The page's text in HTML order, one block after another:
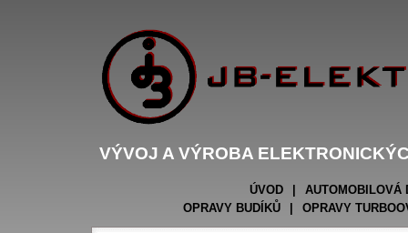
VÝVOJ A VÝROBA
ÚVOD |
AUTOMOBILOVÁ
OPRAVY BUDÍKŮ
| OPRAVY